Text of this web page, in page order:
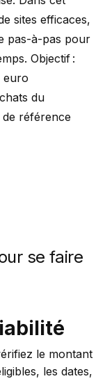
sites efficaces,
pas-à-pas pour
Objectif :
euro
du
référence
se faire
le montant
les dates,